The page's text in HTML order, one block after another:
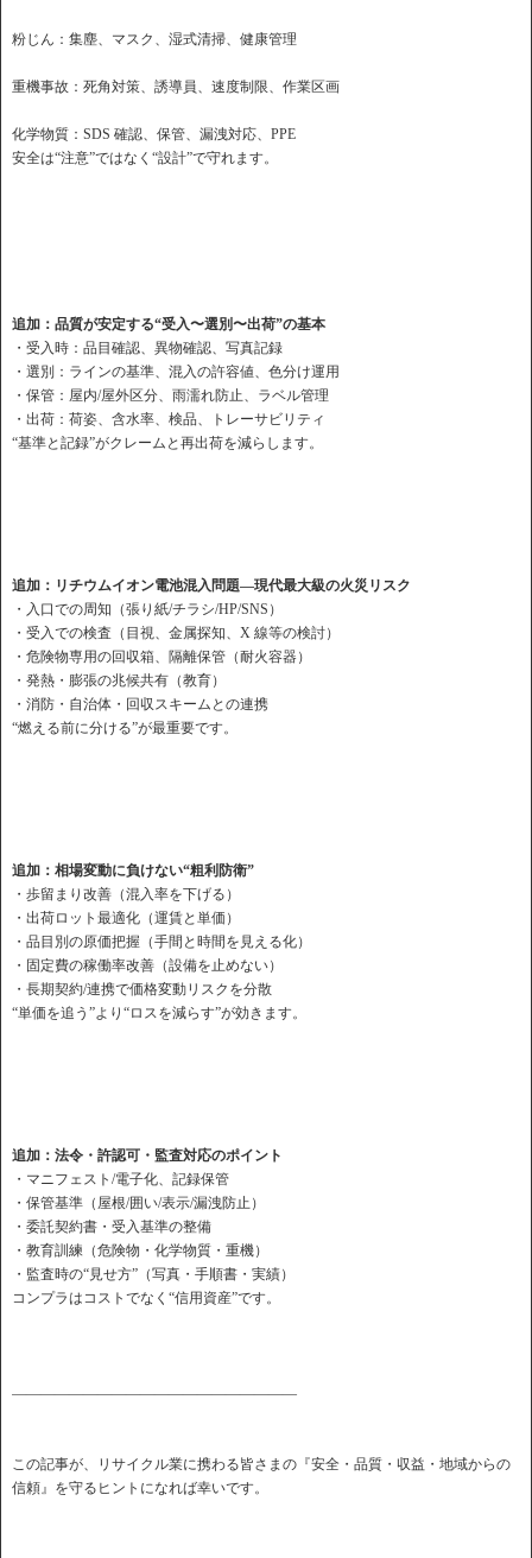
粉じん：集塵、マスク、湿式清掃、健康管理
重機事故：死角対策、誘導員、速度制限、作業区画
化学物質：SDS 確認、保管、漏洩対応、PPE
安全は“注意”ではなく“設計”で守れます。
追加：品質が安定する“受入〜選別〜出荷”の基本
・受入時：品目確認、異物確認、写真記録
・選別：ラインの基準、混入の許容値、色分け運用
・保管：屋内/屋外区分、雨濡れ防止、ラベル管理
・出荷：荷姿、含水率、検品、トレーサビリティ
“基準と記録”がクレームと再出荷を減らします。
追加：リチウムイオン電池混入問題—現代最大級の火災リスク
・入口での周知（張り紙/チラシ/HP/SNS）
・受入での検査（目視、金属探知、X 線等の検討）
・危険物専用の回収箱、隔離保管（耐火容器）
・発熱・膨張の兆候共有（教育）
・消防・自治体・回収スキームとの連携
“燃える前に分ける”が最重要です。
追加：相場変動に負けない“粗利防衛”
・歩留まり改善（混入率を下げる）
・出荷ロット最適化（運賃と単価）
・品目別の原価把握（手間と時間を見える化）
・固定費の稼働率改善（設備を止めない）
・長期契約/連携で価格変動リスクを分散
“単価を追う”より“ロスを減らす”が効きます。
追加：法令・許認可・監査対応のポイント
・マニフェスト/電子化、記録保管
・保管基準（屋根/囲い/表示/漏洩防止）
・委託契約書・受入基準の整備
・教育訓練（危険物・化学物質・重機）
・監査時の“見せ方”（写真・手順書・実績）
コンプラはコストでなく“信用資産”です。
――――――――――――――――――――
この記事が、リサイクル業に携わる皆さまの『安全・品質・収益・地域からの
信頼』を守るヒントになれば幸いです。